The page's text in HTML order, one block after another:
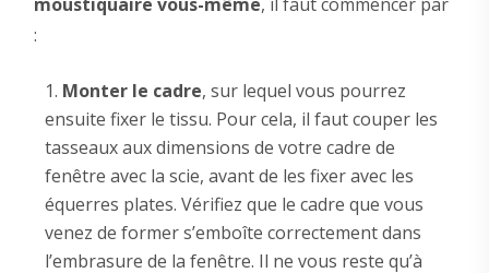
moustiquaire vous-même, il faut commencer par
:
Monter le cadre, sur lequel vous pourrez
ensuite fixer le tissu. Pour cela, il faut couper les
tasseaux aux dimensions de votre cadre de
fenêtre avec la scie, avant de les fixer avec les
équerres plates. Vérifiez que le cadre que vous
venez de former s’emboîte correctement dans
l’embrasure de la fenêtre. Il ne vous reste qu’à